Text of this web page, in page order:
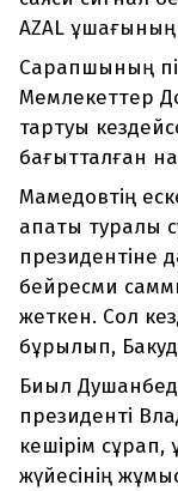
AZAL
Сарапшының
Мемлекеттер
тартуы
бағытталған
Мамедовтің
апаты туралы
президентіне
бейресми
жеткен. Сол
бұрылып,
Биыл
президенті
кешірім
жүйесінің